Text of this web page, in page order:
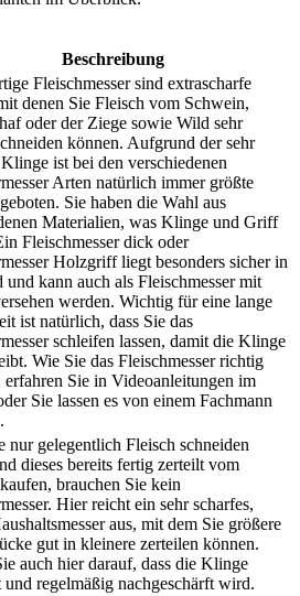
Beschreibung
Fleischmesser sind extrascharfe
denen Sie Fleisch vom Schwein,
oder der Ziege sowie Wild sehr
können. Aufgrund der sehr
ist bei den verschiedenen
Arten natürlich immer größte
Sie haben die Wahl aus
Materialien, was Klinge und Griff
Fleischmesser dick oder
Holzgriff liegt besonders sicher in
und kann auch als Fleischmesser mit
werden. Wichtig für eine lange
ist natürlich, dass Sie das
schleifen lassen, damit die Klinge
Wie Sie das Fleischmesser richtig
erfahren Sie in Videoanleitungen im
Sie lassen es von einem Fachmann
nur gelegentlich Fleisch schneiden
dieses bereits fertig zerteilt vom
brauchen Sie kein
Hier reicht ein sehr scharfes,
aus, mit dem Sie größere
gut in kleinere zerteilen können.
auch hier darauf, dass die Klinge
und regelmäßig nachgeschärft wird.